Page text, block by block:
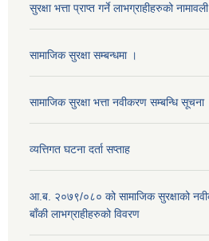
सुरक्षा भत्ता प्राप्त गर्ने लाभग्राहीहरुको नामावली
सामाजिक सुरक्षा सम्बन्धमा ।
सामाजिक सुरक्षा भत्ता नवीकरण सम्बन्धि सूचना
व्यत्तिगत घटना दर्ता सप्ताह
आ.ब. २०७९/०८० को सामाजिक सुरक्षाको
बाँकी लाभग्राहीहरुको विवरण